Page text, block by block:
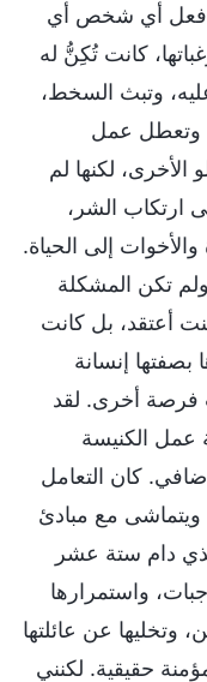
فعل أي شخص أي
كانت تُكِنُّ له
وتبث السخط،
وتعطل عمل
الأخرى، لكنها لم
ارتكاب الشر،
إلى الحياة.
تكن المشكلة
أعتقد، بل كانت
إنسانة
فرصة أخرى. لقد
عمل الكنيسة
كان التعامل
ويتماشى مع مبادئ
دام ستة عشر
واستمرارها
وتخليها عن عائلتها
حقيقية. لكنني